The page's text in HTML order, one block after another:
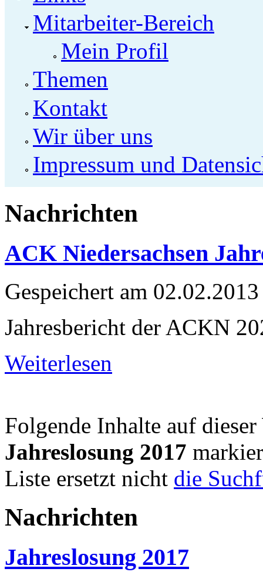
Mitarbeiter-Bereich
Mein Profil
Themen
Kontakt
Wir über uns
Impressum und
Nachrichten
ACK Niedersachsen
Gespeichert am 02.02.2013
Jahresbericht der ACKN
Weiterlesen
Folgende Inhalte auf
Jahreslosung 2017
Liste ersetzt nicht die
Nachrichten
Jahreslosung 2017